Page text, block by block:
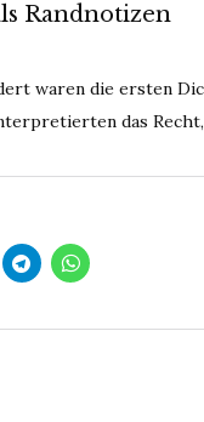
Randnotizen
waren die ersten
das